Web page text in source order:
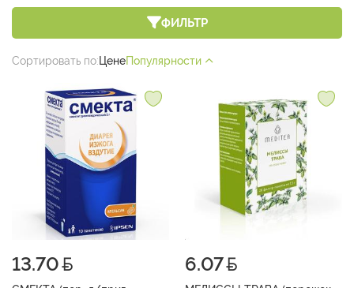
ФИЛЬТР
Сортировать по: ЦенеПопулярности
13.70 6.07